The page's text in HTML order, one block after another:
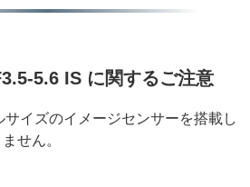
5.6 IS に関するご注意
サイズのイメージセンサーを搭載し
せん。